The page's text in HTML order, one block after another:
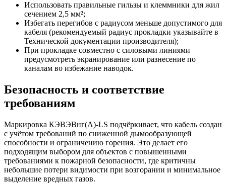
Использовать правильные гильзы и клеммники для жил
сечением 2,5 мм²;
Избегать перегибов с радиусом меньше допустимого для
кабеля (рекомендуемый радиус прокладки указывайте в
Технической документации производителя);
При прокладке совместно с силовыми линиями
предусмотреть экранирование или разнесение по
каналам во избежание наводок.
Безопасность и соответствие
требованиям
Маркировка КЭВЭВнг(А)-LS подчёркивает, что кабель создан
с учётом требований по сниженной дымообразующей
способности и ограничению горения. Это делает его
подходящим выбором для объектов с повышенными
требованиями к пожарной безопасности, где критичны
небольшие потери видимости при возгорании и минимальное
выделение вредных газов.